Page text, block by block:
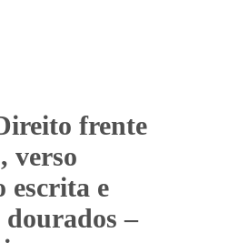
frente
verso
escrita e
dourados –